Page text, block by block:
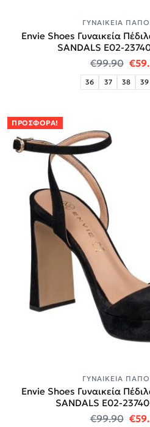
ΓΥΝΑΙΚΕΊΑ
Envie Shoes Γυναικεία
SANDALS E02-
€99.90 €
36 37 38 39
ΠΡΟΣΦΟΡΆ!
ΓΥΝΑΙΚΕΊΑ
Envie Shoes Γυναικεία
SANDALS E02-
€99.90 €